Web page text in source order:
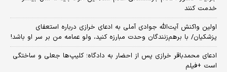
خدمت کنند
اولین واکنش آیت‌الله جوادی آملی به ادعای خرازی درباره استعفای
پزشکیان/ با برهم‌زنندگان وحدت مبارزه کنید، ولو عمامه من بر سر او باشد!
ادعای محمدباقر خرازی پس از احضار به دادگاه؛ کلیپ‌ها جعلی و ساختگی
است +فیلم